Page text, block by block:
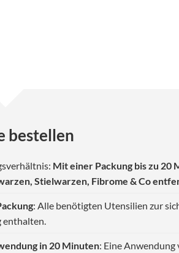
bestellen
Mit einer Packung bis zu 20
Stielwarzen, Fibrome & Co
: Alle benötigten Utensilien zur
enthalten.
in 20 Minuten: Eine